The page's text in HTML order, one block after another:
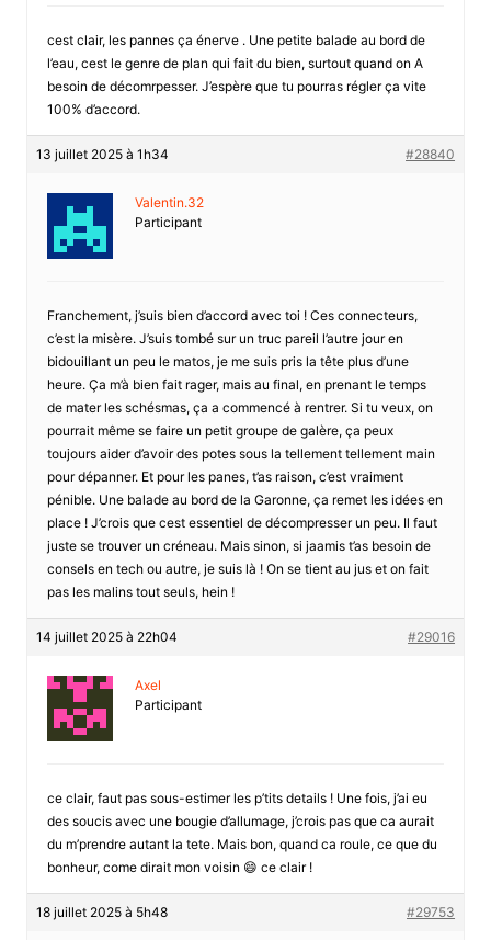
cest clair, les pannes ça énerve . Une petite balade au bord de
l’eau, cest le genre de plan qui fait du bien, surtout quand on A
besoin de décomrpesser. J’espère que tu pourras régler ça vite
100% d’accord.
13 juillet 2025 à 1h34 #28840
Valentin.32
Participant
Franchement, j’suis bien d’accord avec toi ! Ces connecteurs,
c’est la misère. J’suis tombé sur un truc pareil l’autre jour en
bidouillant un peu le matos, je me suis pris la tête plus d’une
heure. Ça m’à bien fait rager, mais au final, en prenant le temps
de mater les schésmas, ça a commencé à rentrer. Si tu veux, on
pourrait même se faire un petit groupe de galère, ça peux
toujours aider d’avoir des potes sous la tellement tellement main
pour dépanner. Et pour les panes, t’as raison, c’est vraiment
pénible. Une balade au bord de la Garonne, ça remet les idées en
place ! J’crois que cest essentiel de décompresser un peu. Il faut
juste se trouver un créneau. Mais sinon, si jaamis t’as besoin de
consels en tech ou autre, je suis là ! On se tient au jus et on fait
pas les malins tout seuls, hein !
14 juillet 2025 à 22h04 #29016
Axel
Participant
ce clair, faut pas sous-estimer les p’tits details ! Une fois, j’ai eu
des soucis avec une bougie d’allumage, j’crois pas que ca aurait
du m’prendre autant la tete. Mais bon, quand ca roule, ce que du
bonheur, come dirait mon voisin 😄 ce clair !
18 juillet 2025 à 5h48 #29753